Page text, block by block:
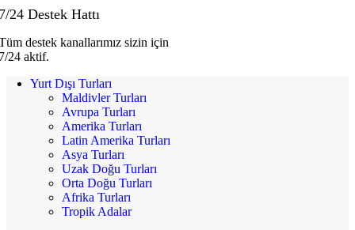
24 Destek Hattı
destek kanallarımız sizin için
24 aktif.
Yurt Dışı Turları
Maldivler Turları
Avrupa Turları
Amerika Turları
Latin Amerika Turları
Asya Turları
Uzak Doğu Turları
Orta Doğu Turları
Afrika Turları
Tropik Adalar